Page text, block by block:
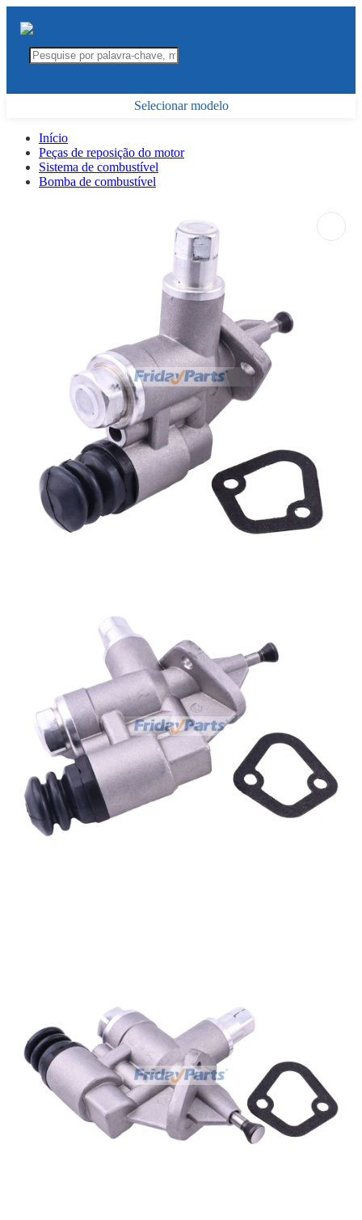
Selecionar modelo
Início
Peças de reposição do motor
Sistema de combustível
Bomba de combustível